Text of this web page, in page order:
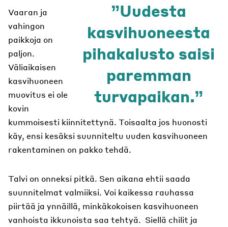
Uudesta
kasvihuoneesta
pihakalusto saisi
paremman
turvapaikan.
Vaaran ja
vahingon
paikkoja on
paljon.
Väliaikaisen
kasvihuoneen
muovitus ei ole
kovin
kummoisesti kiinnitettynä. Toisaalta jos huonosti
käy, ensi kesäksi suunniteltu uuden kasvihuoneen
rakentaminen on pakko tehdä.
Talvi on onneksi pitkä. Sen aikana ehtii saada
suunnitelmat valmiiksi. Voi kaikessa rauhassa
piirtää ja ynnäillä, minkäkokoisen kasvihuoneen
vanhoista ikkunoista saa tehtyä. Siellä chilit ja